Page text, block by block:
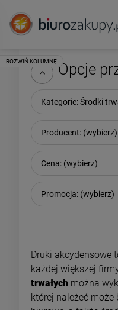
Opcje
Kategorie: Środki
Producent: (wybierz)
Cena: (wybierz)
Promocja: (wybierz)
Druki akcydensowe
każdej większej
trwałych można
której należeć może